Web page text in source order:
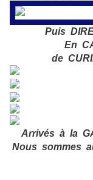
Puis
En
de
Arrivés à la
Nous sommes